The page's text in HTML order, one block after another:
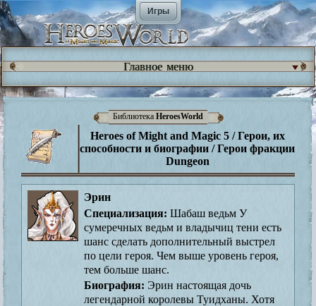
Игры
Главное меню
Библиотека HeroesWorld
Heroes of Might and Magic 5 / Герои, их
способности и биографии / Герои фракции
Dungeon
Эрин
Специализация: Шабаш ведьм У
сумеречных ведьм и владычиц тени есть
шанс сделать дополнительный выстрел
по цели героя. Чем выше уровень героя,
тем больше шанс.
Биография: Эрин настоящая дочь
легендарной королевы Туидханы. Хотя